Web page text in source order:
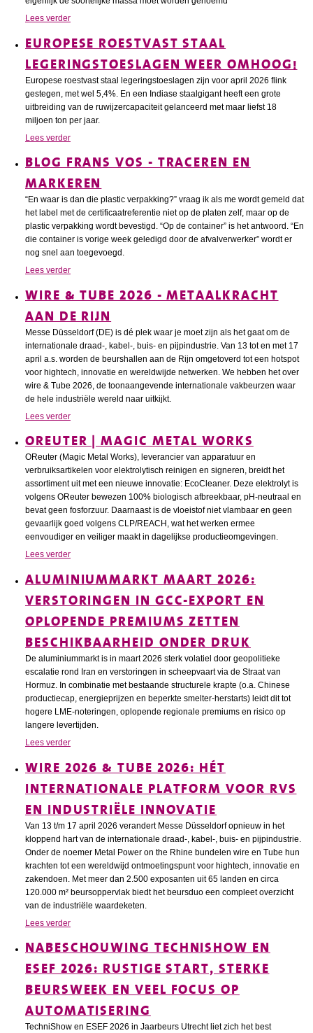
Lees verder
EUROPESE ROESTVAST STAAL
LEGERINGSTOESLAGEN WEER OMHOOG!
Europese roestvast staal legeringstoeslagen zijn voor april 2026 flink
gestegen, met wel 5,4%. En een Indiase staalgigant heeft een grote
uitbreiding van de ruwijzercapaciteit gelanceerd met maar liefst 18
miljoen ton per jaar.
Lees verder
BLOG FRANS VOS - TRACEREN EN
MARKEREN
“En waar is dan die plastic verpakking?” vraag ik als me wordt gemeld dat
het label met de certificaatreferentie niet op de platen zelf, maar op de
plastic verpakking wordt bevestigd. “Op de container” is het antwoord. “En
die container is vorige week geledigd door de afvalverwerker” wordt er
nog snel aan toegevoegd.
Lees verder
WIRE & TUBE 2026 - METAALKRACHT
AAN DE RIJN
Messe Düsseldorf (DE) is dé plek waar je moet zijn als het gaat om de
internationale draad-, kabel-, buis- en pijpindustrie. Van 13 tot en met 17
april a.s. worden de beurshallen aan de Rijn omgetoverd tot een hotspot
voor hightech, innovatie en wereldwijde netwerken. We hebben het over
wire & Tube 2026, de toonaangevende internationale vakbeurzen waar
de hele industriële wereld naar uitkijkt.
Lees verder
OREUTER | MAGIC METAL WORKS
OReuter (Magic Metal Works), leverancier van apparatuur en
verbruiksartikelen voor elektrolytisch reinigen en signeren, breidt het
assortiment uit met een nieuwe innovatie: EcoCleaner. Deze elektrolyt is
volgens OReuter bewezen 100% biologisch afbreekbaar, pH-neutraal en
bevat geen fosforzuur. Daarnaast is de vloeistof niet vlambaar en geen
gevaarlijk goed volgens CLP/REACH, wat het werken ermee
eenvoudiger en veiliger maakt in dagelijkse productieomgevingen.
Lees verder
ALUMINIUMMARKT MAART 2026:
VERSTORINGEN IN GCC-EXPORT EN
OPLOPENDE PREMIUMS ZETTEN
BESCHIKBAARHEID ONDER DRUK
De aluminiummarkt is in maart 2026 sterk volatiel door geopolitieke
escalatie rond Iran en verstoringen in scheepvaart via de Straat van
Hormuz. In combinatie met bestaande structurele krapte (o.a. Chinese
productiecap, energieprijzen en beperkte smelter-herstarts) leidt dit tot
hogere LME-noteringen, oplopende regionale premiums en risico op
langere levertijden.
Lees verder
WIRE 2026 & TUBE 2026: HÉT
INTERNATIONALE PLATFORM VOOR RVS
EN INDUSTRIËLE INNOVATIE
Van 13 t/m 17 april 2026 verandert Messe Düsseldorf opnieuw in het
kloppend hart van de internationale draad-, kabel-, buis- en pijpindustrie.
Onder de noemer Metal Power on the Rhine bundelen wire en Tube hun
krachten tot een wereldwijd ontmoetingspunt voor hightech, innovatie en
zakendoen. Met meer dan 2.500 exposanten uit 65 landen en circa
120.000 m² beursoppervlak biedt het beursduo een compleet overzicht
van de industriële waardeketen.
Lees verder
NABESCHOUWING TECHNISHOW EN
ESEF 2026: RUSTIGE START, STERKE
BEURSWEEK EN VEEL FOCUS OP
AUTOMATISERING
TechniShow en ESEF 2026 in Jaarbeurs Utrecht liet zich het best